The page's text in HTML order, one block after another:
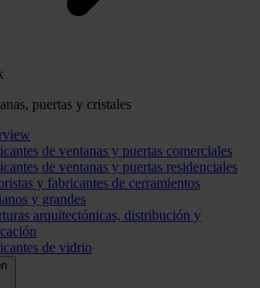
puertas y cristales
de ventanas y puertas comerciales
de ventanas y puertas residenciales
y fabricantes de cerramientos
y grandes
arquitectónicas, distribución y
de vidrio